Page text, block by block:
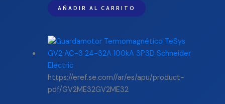
AÑADIR AL CARRITO
https://eref.se.com//ar/es/apu/product-
pdf/GV2ME32GV2ME32